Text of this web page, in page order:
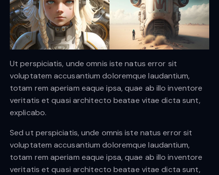
Ut perspiciatis, unde omnis iste natus error sit
voluptatem accusantium doloremque laudantium,
totam rem aperiam eaque ipsa, quae ab illo inventore
veritatis et quasi architecto beatae vitae dicta sunt,
explicabo.
Sed ut perspiciatis, unde omnis iste natus error sit
voluptatem accusantium doloremque laudantium,
totam rem aperiam eaque ipsa, quae ab illo inventore
veritatis et quasi architecto beatae vitae dicta sunt,